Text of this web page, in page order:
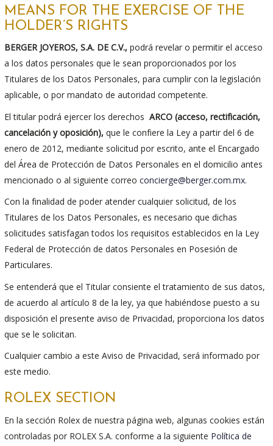
MEANS FOR THE EXERCISE OF THE
HOLDER’S RIGHTS
BERGER JOYEROS, S.A. DE C.V., podrá revelar o permitir el acceso
a los datos personales que le sean proporcionados por los
Titulares de los Datos Personales, para cumplir con la legislación
aplicable, o por mandato de autoridad competente.
El titular podrá ejercer los derechos ARCO (acceso, rectificación,
cancelación y oposición), que le confiere la Ley a partir del 6 de
enero de 2012, mediante solicitud por escrito, ante el Encargado
del Área de Protección de Datos Personales en el domicilio antes
mencionado o al siguiente correo concierge@berger.com.mx.
Con la finalidad de poder atender cualquier solicitud, de los
Titulares de los Datos Personales, es necesario que dichas
solicitudes satisfagan todos los requisitos establecidos en la Ley
Federal de Protección de datos Personales en Posesión de
Particulares.
Se entenderá que el Titular consiente el tratamiento de sus datos,
de acuerdo al artículo 8 de la ley, ya que habiéndose puesto a su
disposición el presente aviso de Privacidad, proporciona los datos
que se le solicitan.
Cualquier cambio a este Aviso de Privacidad, será informado por
este medio.
ROLEX SECTION
En la sección Rolex de nuestra página web, algunas cookies están
controladas por ROLEX S.A. conforme a la siguiente Política de